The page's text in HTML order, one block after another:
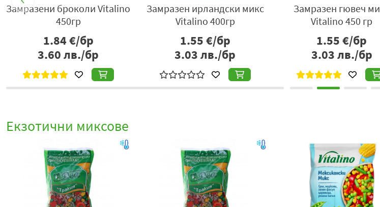
Замразени броколи Vitalino
450гр
1.84€/бр
3.60лв./бр
Замразен ирландски микс
Vitalino 400гр
1.55€/бр
3.03лв./бр
Замразен гювеч
Vitalino 450 гр
1.55€/бр
3.03лв./бр
Екзотични миксове